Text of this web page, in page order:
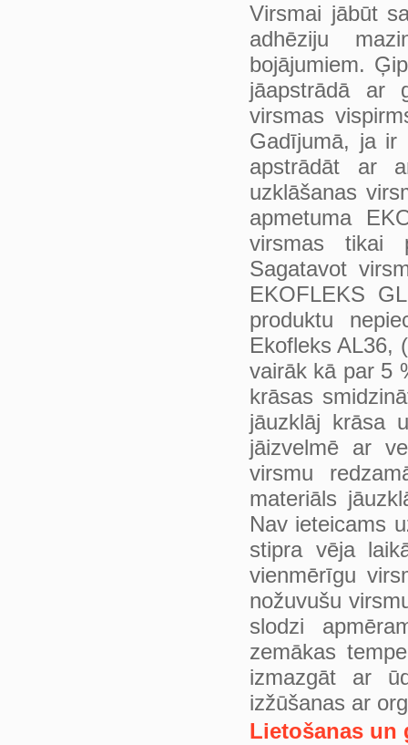
Virsmai jābūt
adhēziju
bojājumiem.
jāapstrādā ar
virsmas
Gadījumā, ja ir
apstrādāt ar
uzklāšanas
apmetuma
virsmas tikai
Sagatavot
EKOFLEKS
produktu
Ekofleks AL36,
vairāk kā par 5
krāsas
jāuzklāj krāsa
jāizvelmē ar
virsmu
materiāls
Nav ieteicams
stipra vēja
vienmērīgu
nožuvušu
slodzi
zemākas
izmazgāt ar
izžūšanas ar
Lietošanas un